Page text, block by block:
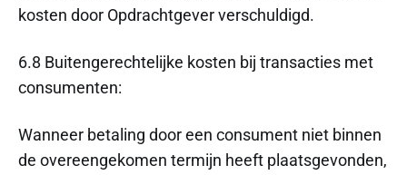
kosten door Opdrachtgever verschuldigd.
6.8 Buitengerechtelijke kosten bij transacties met
consumenten:
Wanneer betaling door een consument niet binnen
de overeengekomen termijn heeft plaatsgevonden,